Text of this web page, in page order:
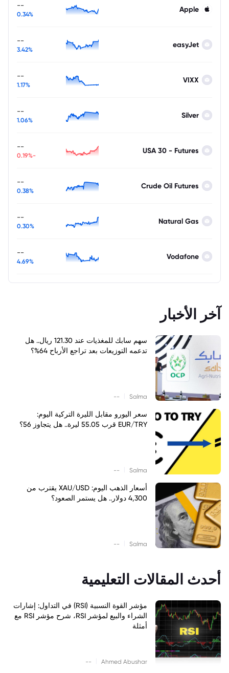
Apple
--
0.34%
easyJet
--
3.42%
VIXX
--
1.17%
Silver
--
1.06%
USA 30 - Futures
--
-0.19%
Crude Oil Futures
--
0.38%
Natural Gas
--
0.30%
Vodafone
--
4.69%
آخر الأخبار
سهم سابك للمغذيات عند 121.30 ريال.. هل
تدعمه التوزيعات بعد تراجع الأرباح 64%؟
Salma
--
سعر اليورو مقابل الليرة التركية اليوم:
EUR/TRY قرب 55.05 ليرة.. هل يتجاوز 56؟
Salma
--
أسعار الذهب اليوم: XAU/USD يقترب من
4,300 دولار.. هل يستمر الصعود؟
Salma
--
أحدث المقالات التعليمية
مؤشر القوة النسبية (RSI) في التداول: إشارات
الشراء والبيع لمؤشر RSI، شرح مؤشر RSI مع
أمثلة
Ahmed Abushar
--